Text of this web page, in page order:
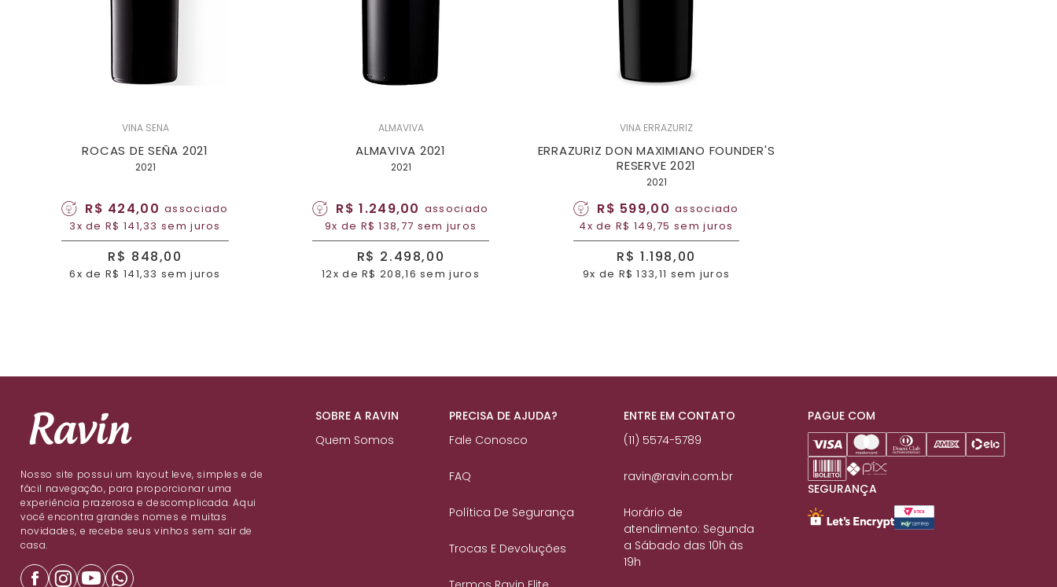
VINA SENA
ROCAS DE SEÑA 2021
2021
R$ 424,00 associado
3x de R$ 141,33 sem juros
R$ 848,00
6x de R$ 141,33 sem juros
ALMAVIVA
ALMAVIVA 2021
2021
R$ 1.249,00 associado
9x de R$ 138,77 sem juros
R$ 2.498,00
12x de R$ 208,16 sem juros
VINA ERRAZURIZ
ERRAZURIZ DON MAXIMIANO FOUNDER'S
RESERVE 2021
2021
R$ 599,00 associado
4x de R$ 149,75 sem juros
R$ 1.198,00
9x de R$ 133,11 sem juros
Nosso site possui um layout leve, simples e de
fácil navegação, para proporcionar uma
experiência prazerosa e descomplicada. Aqui
você encontra grandes nomes e muitas
novidades, e recebe seus vinhos sem sair de
casa.
SOBRE A RAVIN
Quem Somos
PRECISA DE AJUDA?
Fale Conosco
FAQ
Política De Segurança
Trocas E Devoluções
ENTRE EM CONTATO
(11) 5574-5789
ravin@ravin.com.br
Horário de
atendimento: Segunda
a Sábado das 10h às
19h
PAGUE COM
SEGURANÇA